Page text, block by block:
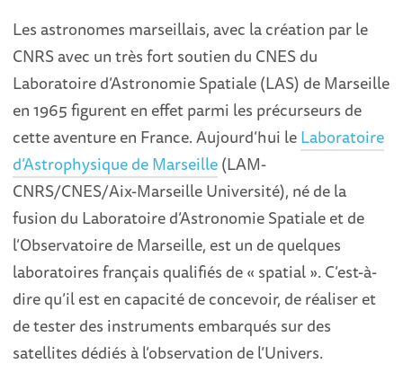
Les astronomes marseillais, avec la création par le
CNRS avec un très fort soutien du CNES du
Laboratoire d’Astronomie Spatiale (LAS) de Marseille
en 1965 figurent en effet parmi les précurseurs de
cette aventure en France. Aujourd’hui leLaboratoire
d’Astrophysique de Marseille(LAM-
CNRS/CNES/Aix-Marseille Université), né de la
fusion du Laboratoire d’Astronomie Spatiale et de
l’Observatoire de Marseille, est un de quelques
laboratoires français qualifiés de « spatial ». C’est-à-
dire qu’il est en capacité de concevoir, de réaliser et
de tester des instruments embarqués sur des
satellites dédiés à l’observation de l’Univers.